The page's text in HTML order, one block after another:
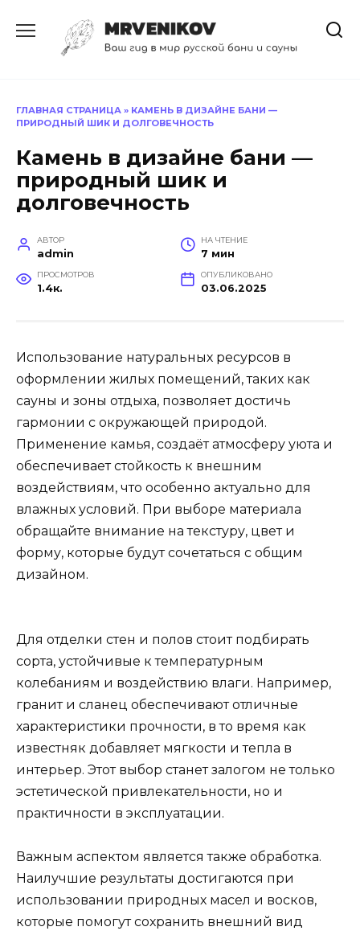
содержанию
ГЛАВНАЯ СТРАНИЦА » КАМЕНЬ В ДИЗАЙНЕ БАНИ —
ПРИРОДНЫЙ ШИК И ДОЛГОВЕЧНОСТЬ
Камень в дизайне бани —
природный шик и
долговечность
АВТОР
admin
НА ЧТЕНИЕ
7 мин
ПРОСМОТРОВ
1.4к.
ОПУБЛИКОВАНО
03.06.2025
Использование натуральных ресурсов в
оформлении жилых помещений, таких как
сауны и зоны отдыха, позволяет достичь
гармонии с окружающей природой.
Применение камья, создаёт атмосферу уюта и
обеспечивает стойкость к внешним
воздействиям, что особенно актуально для
влажных условий. При выборе материала
обращайте внимание на текстуру, цвет и
форму, которые будут сочетаться с общим
дизайном.
Для отделки стен и полов стоит подбирать
сорта, устойчивые к температурным
колебаниям и воздействию влаги. Например,
гранит и сланец обеспечивают отличные
характеристики прочности, в то время как
известняк добавляет мягкости и тепла в
интерьер. Этот выбор станет залогом не только
эстетической привлекательности, но и
практичности в эксплуатации.
Важным аспектом является также обработка.
Наилучшие результаты достигаются при
использовании природных масел и восков,
которые помогут сохранить внешний вид